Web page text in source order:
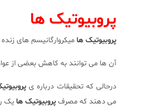
پروبیوتیک ها
پروبیوتیک ها میکروارگانیسم های
آن ها می توانند به کاهش بعضی از
درحالی که تحقیقات درباره ی
می دهند که مصرفپروبیوتیک ها یک